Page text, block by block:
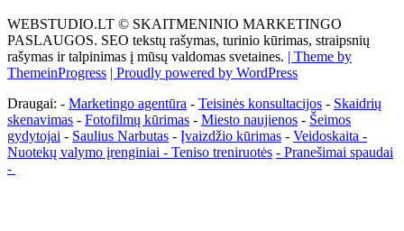
WEBSTUDIO.LT © SKAITMENINIO MARKETINGO
PASLAUGOS. SEO tekstų rašymas, turinio kūrimas, straipsnių
rašymas ir talpinimas į mūsų valdomas svetaines. | Theme by
ThemeinProgress | Proudly powered by WordPress
Draugai: - Marketingo agentūra - Teisinės konsultacijos - Skaidrių
skenavimas - Fotofilmų kūrimas - Miesto naujienos - Šeimos
gydytojai - Saulius Narbutas - Įvaizdžio kūrimas - Veidoskaita -
Nuotekų valymo įrenginiai - Teniso treniruotės - Pranešimai spaudai
-